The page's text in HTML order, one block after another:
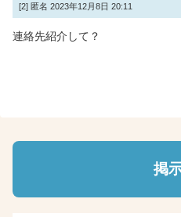
[2] 匿名 2023年12月8日 20:11
連絡先紹介して？
掲